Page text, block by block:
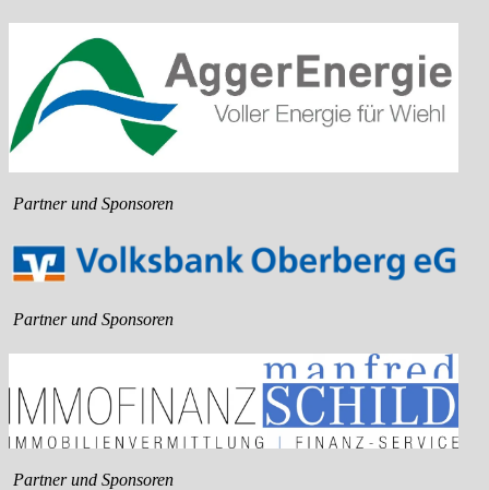
Partner und Sponsoren
Partner und Sponsoren
Partner und Sponsoren